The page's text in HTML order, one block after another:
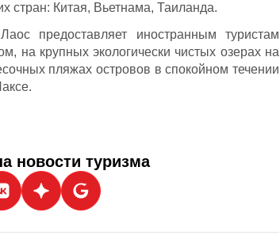
стран: Китая, Вьетнама, Таиланда.
предоставляет иностранным туристам
на крупных экологически чистых озерах на
пляжах островов в спокойном течении
новости туризма